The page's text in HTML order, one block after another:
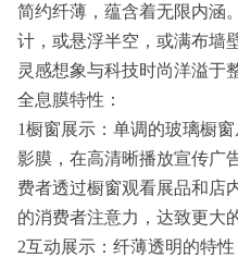
简约纤薄，蕴含着无限内涵
计，或悬浮半空，或满布墙
灵感想象与科技时尚洋溢于
全息膜特性：
1橱窗展示：单调的玻璃橱
影膜，在高清晰播放宣传广
费者透过橱窗观看展品和店
的消费者注意力，达致更大
2互动展示：纤薄透明的特